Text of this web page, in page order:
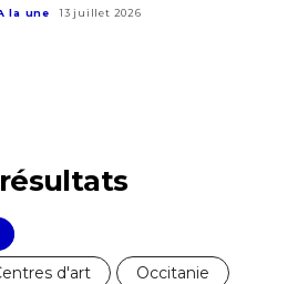
la une 13 juillet 2026
d'art
Occitanie